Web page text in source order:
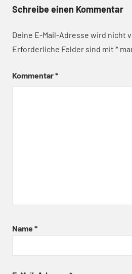
Schreibe einen Kommentar
Deine E-Mail-Adresse wird nicht
Erforderliche Felder sind mit *
Kommentar*
Name *